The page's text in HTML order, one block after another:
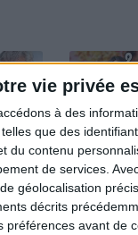
vie privée
à des
que des
du contenu
de services.
géolocalisation
décrits
avant de
Et après
Je fais